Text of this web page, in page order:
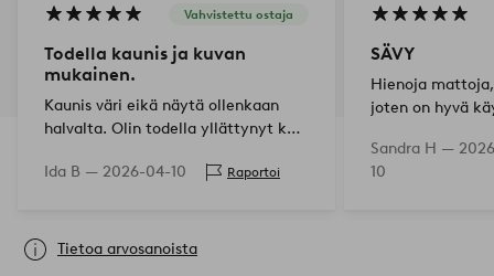
Vahvistettu ostaja
Todella kaunis ja kuvan
mukainen.
Kaunis väri eikä näytä ollenkaan
halvalta. Olin todella yllättynyt kun
Ida B — 2026-04-10 Raportoi
SÄVY
Hienoja
joten on hyvä
Sandra H —
10
Tietoa arvosanoista